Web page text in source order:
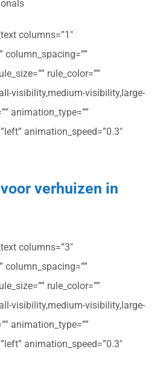
columns=”1″
column_spacing=””
rule_color=””
visibility,medium-visibility,large-
animation_type=””
animation_speed=”0.3″
verhuizen in
columns=”3″
column_spacing=””
rule_color=””
visibility,medium-visibility,large-
animation_type=””
animation_speed=”0.3″